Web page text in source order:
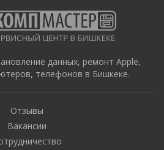
данных, ремонт Apple,
телефонов в Бишкеке.
Отзывы
Вакансии